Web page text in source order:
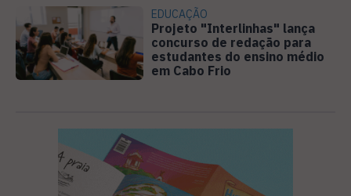
EDUCAÇÃO
Projeto "Interlinhas" lança
concurso de redação para
estudantes do ensino médio
em Cabo Frio